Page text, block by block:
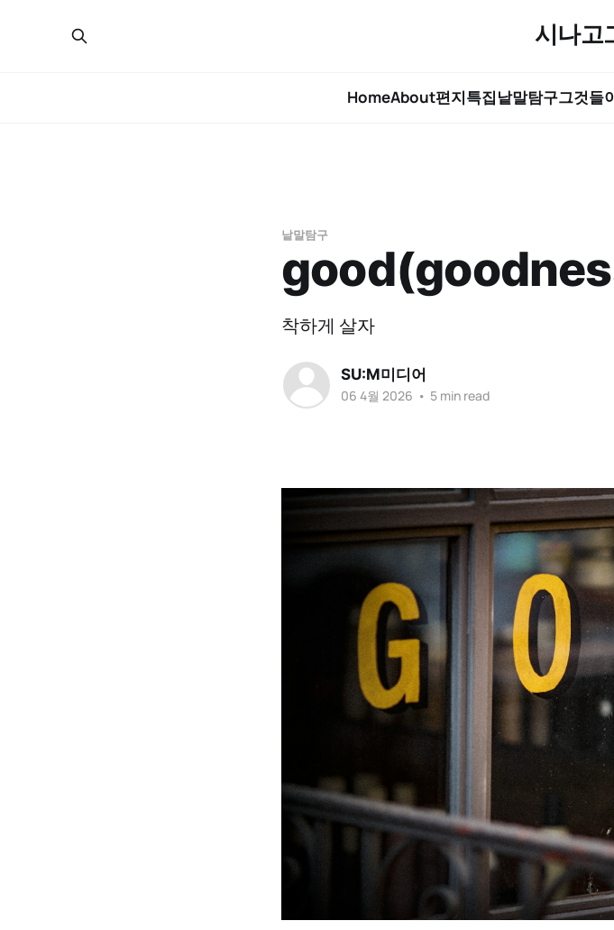
시나고
HomeAbout편지특집낱말탐구그것들
낱말탐구
착하게 살자
SU:M미디어
06 4월 2026 • 5 min read